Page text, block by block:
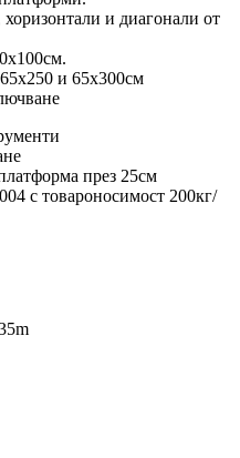
и диагонали от
и 65х300см
през 25см
с товароносимост 200кг/